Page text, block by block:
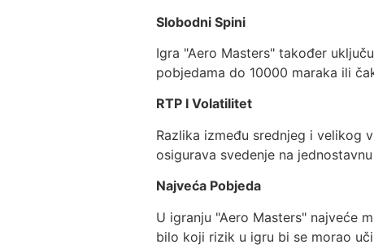
Slobodni Spini
Igra "Aero Masters" također
pobjedama do 10000 maraka ili
RTP I Volatilitet
Razlika između srednjeg i velikog
osigurava svedenje na
Najveća Pobjeda
U igranju "Aero Masters" najveće
bilo koji rizik u igru bi se morao